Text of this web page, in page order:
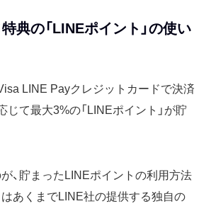
典の「LINEポイント」の使い
LINE Payクレジットカードで決済
じて最大3%の「LINEポイント」が貯
、貯まったLINEポイントの利用方法
あくまでLINE社の提供する独自の